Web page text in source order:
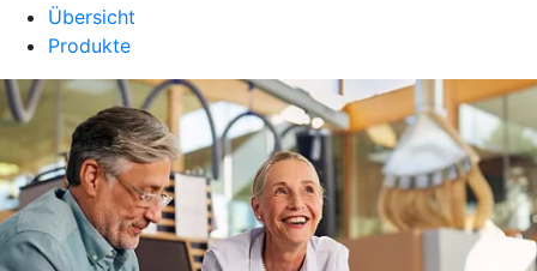
Übersicht
Produkte